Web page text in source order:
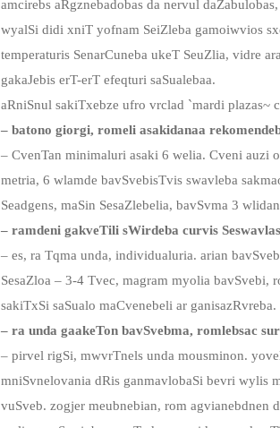
amcirebs aRgznebadobas da nervul
wyalSi didi xniT yofnam SeiZleba gamoiwvios
temperaturis SenarCuneba ukeT SeuZlia, vidre
gakaJebis erT-erT efeqturi saSualebaa.
aRniSnul sakiTxebze ufro vrclad `mardi plazas~
– batono giorgi, romeli asakidanaa
– CvenTan minimaluri asaki 6 welia. Cveni auzi
metria, 6 wlamde bavSvebisTvis swavleba
Seadgens, maSin SesaZlebelia, bavSvma 3
– ramdeni gakveTili sWirdeba curvis
– es, ra Tqma unda, individualuria. arian
SesaZloa – 3-4 Tvec, magram myolia bavSvebi,
sakiTxSi saSualo maCvenebeli ar ganisazRvreba.
– ra unda gaakeTon bavSvebma, romlebsac
– pirvel rigSi, mwvrTnels unda mousminon.
mniSvnelovania dRis ganmavlobaSi bevri wylis
vuSveb. zogjer meubnebian, rom agvianebdnen